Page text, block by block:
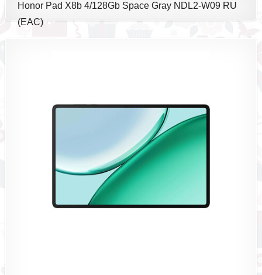
Honor Pad X8b 4/128Gb Space Gray NDL2-W09 RU
(EAC)